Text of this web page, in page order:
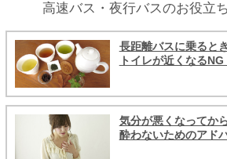
高速バス・夜行バスのお役立
長距離バスに乗ると
トイレが近くなるNG
気分が悪くなってか
酔わないためのアド